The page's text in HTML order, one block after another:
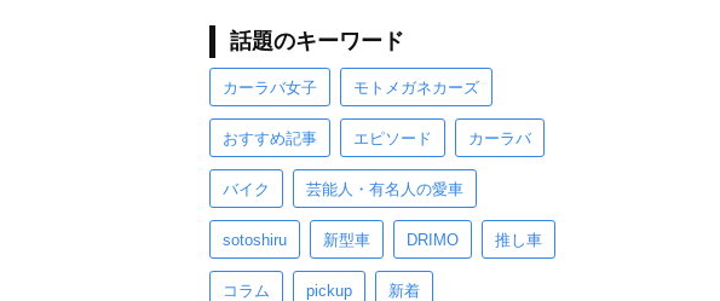
話題のキーワード
カーラバ女子 モトメガネカーズ
おすすめ記事 エピソード カーラバ
バイク 芸能人・有名人の愛車
sotoshiru 新型車 DRIMO 推し車
コラム pickup 新着